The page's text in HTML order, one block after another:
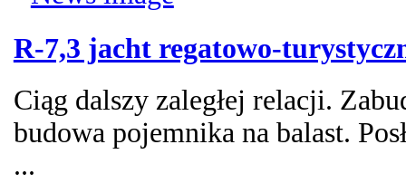
R-7,3 jacht regatowo-
Ciąg dalszy zaległej relacji.
budowa pojemnika na balast.
...